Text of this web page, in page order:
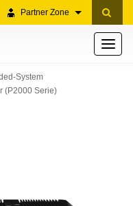
Partner Zone
Toggle
System
(P2000 Serie)